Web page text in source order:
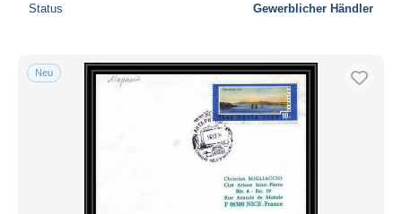
Status Gewerblicher Händler
Neu